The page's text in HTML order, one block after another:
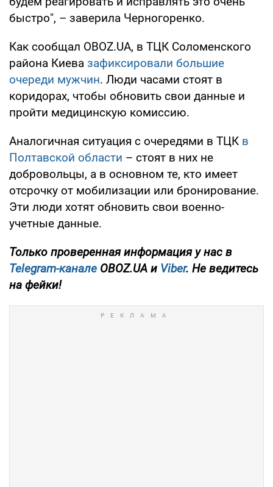
быстро", – заверила Черногоренко.
Как сообщал OBOZ.UA, в ТЦК Соломенского
района Киева зафиксировали большие
очереди мужчин. Люди часами стоят в
коридорах, чтобы обновить свои данные и
пройти медицинскую комиссию.
Аналогичная ситуация с очередями в ТЦК в
Полтавской области – стоят в них не
добровольцы, а в основном те, кто имеет
отсрочку от мобилизации или бронирование.
Эти люди хотят обновить свои военно-
учетные данные.
Только проверенная информация у нас в
Telegram-канале OBOZ.UA и Viber. Не ведитесь
на фейки!